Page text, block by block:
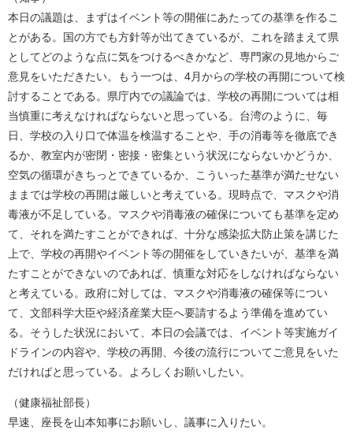
本日の議題は、まずはイベント等の開催にあたっての基準を作るこ
とがある。国の方でも方針等が出てきているが、これを踏まえて県
としてどのような点に気をつけるべきかなど、専門家の見地からご
意見をいただきたい。もう一つは、4月からの学校の再開について検
討することである。県庁内での議論では、学校の再開については相
当慎重に考えなければならないと思っている。台湾のように、毎
日、学校の入り口で体温を検温することや、手の消毒等を徹底でき
るか、教室内が密閉・密接・密集という状況にならないかどうか、
空気の循環がきちっとできているか、こういった基準が満たせない
ままでは学校の再開は厳しいと考えている。現時点で、マスクや消
毒液が不足している。マスクや消毒液の確保についても基準を定め
て、それを満たすことができれば、十分な感染拡大防止策を講じた
上で、学校の再開やイベント等の開催をしていきたいが、基準を満
たすことができないのであれば、慎重な対応をしなければならない
と考えている。政府に対しては、マスクや消毒液の確保等につい
て、文部科学大臣や経済産業大臣へ要請するよう準備を進めてい
る。そうした状況において、本日の会議では、イベント等実施ガイ
ドラインの内容や、学校の再開、今後の流行についてご意見をいた
だければと思っている。よろしくお願いしたい。
（健康福祉部長）
早速、座長を山本知事にお願いし、議事に入りたい。